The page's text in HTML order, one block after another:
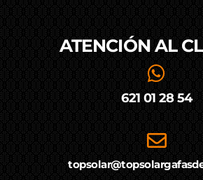
ATENCIÓN AL
621 01 28 54